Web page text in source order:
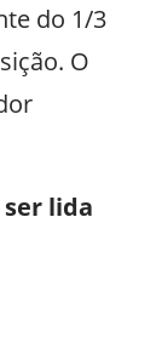
do 1/3
O
lida